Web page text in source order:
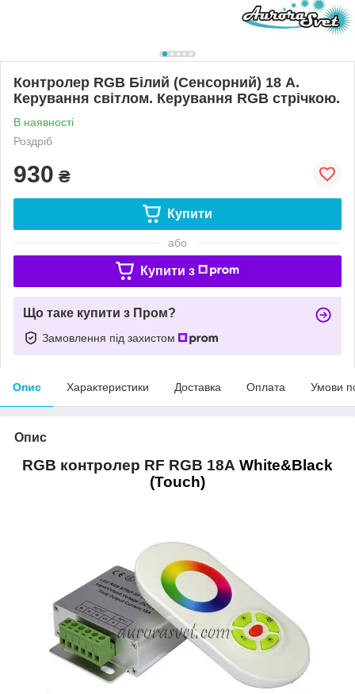
Контролер RGB Білий (Сенсорний) 18 А.
Керування світлом. Керування RGB стрічкою.
В наявності
Роздріб
930 ₴
Купити
або
Купити з
Що таке купити з Пром?
Замовлення під захистом
Опис Характеристики Доставка Оплата Умови
Опис
RGB контролер RF RGB 18А White&Black
(Touch)